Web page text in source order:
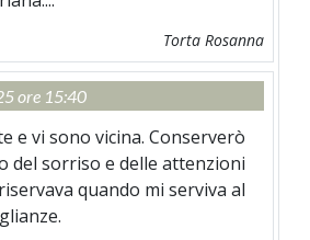
Torta Rosanna
ore 15:40
e vi sono vicina. Conserverò
del sorriso e delle attenzioni
quando mi serviva al